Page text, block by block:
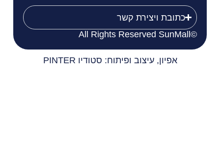
כתובת ויצירת קשר
©All Rights Reserved SunMall
אפיון, עיצוב ופיתוח: סטודיו PINTER